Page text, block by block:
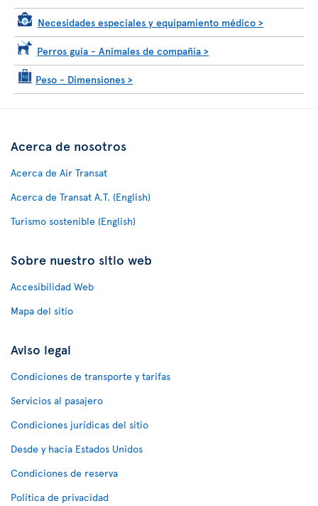
Necesidades especiales y equipamiento médico >
Perros guía - Animales de compañía >
Peso - Dimensiones >
Acerca de nosotros
Acerca de Air Transat
Acerca de Transat A.T. (English)
Turismo sostenible (English)
Sobre nuestro sitio web
Accesibilidad Web
Mapa del sitio
Aviso legal
Condiciones de transporte y tarifas
Servicios al pasajero
Condiciones jurídicas del sitio
Desde y hacia Estados Unidos
Condiciones de reserva
Política de privacidad